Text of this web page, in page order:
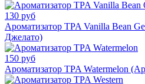
130 руб
Ароматизатор TPA Vanilla Bean
Джелато)
150 руб
Ароматизатор TPA Watermelon